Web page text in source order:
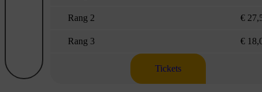
Rang 2 €
Rang 3 €
Tickets